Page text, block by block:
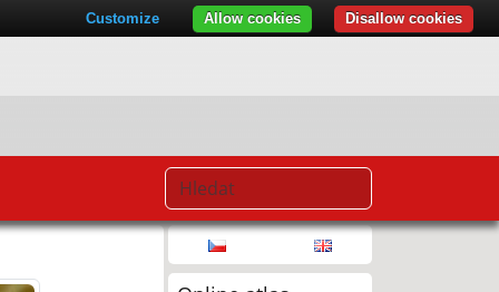
Disallow cookies
Allow cookies
Customize